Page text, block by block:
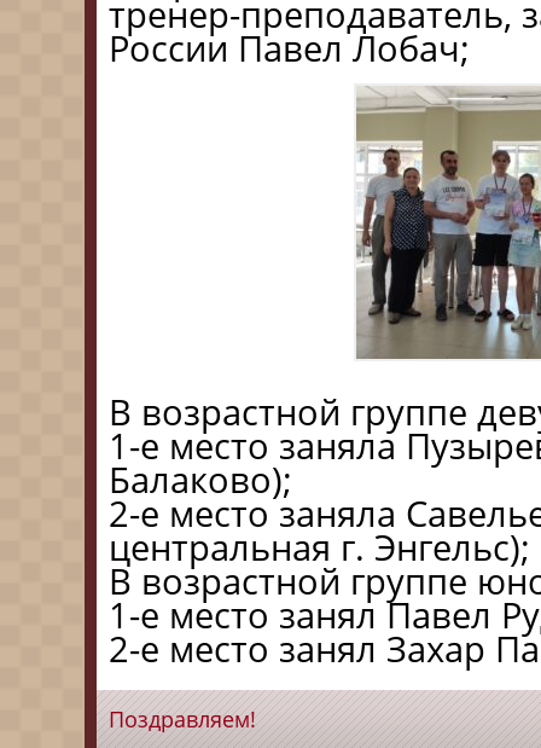
тренер-преподаватель,
России Павел Лобач;
В возрастной группе
1-е место заняла
Балаково);
2-е место заняла
центральная г. Энгельс);
В возрастной группе
1-е место занял Павел
2-е место занял Захар
Поздравляем!